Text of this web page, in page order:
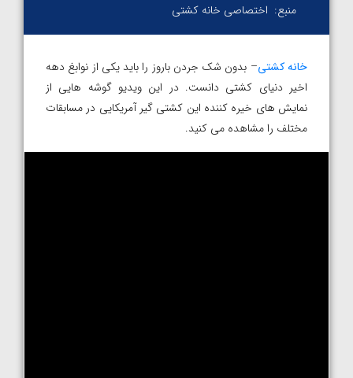
منبع: اختصاصی خانه کشتی
خانه کشتی– بدون شک جردن باروز را باید یکی از نوابغ دهه
اخیر دنیای کشتی دانست. در این ویدیو گوشه هایی از
نمایش های خیره کننده این کشتی گیر آمریکایی در مسابقات
مختلف را مشاهده می کنید.